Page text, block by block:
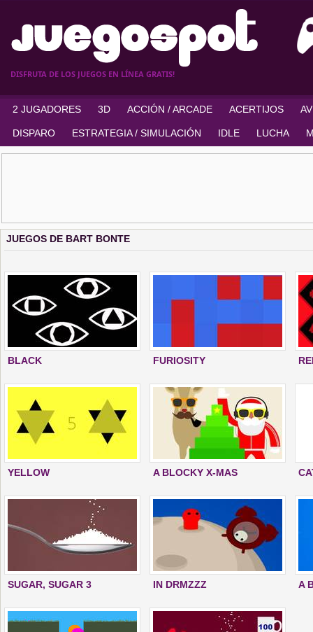
DISFRUTA DE LOS JUEGOS EN LÍNEA GRATIS!
2 JUGADORES 3D ACCIÓN / ARCADE ACERTIJOS
DISPARO ESTRATEGIA / SIMULACIÓN IDLE LUCHA
JUEGOS DE BART BONTE
BLACK FURIOSITY
YELLOW A BLOCKY X-MAS
SUGAR, SUGAR 3 IN DRMZZZ A